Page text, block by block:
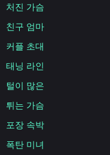
처진 가슴
친구 엄마
커플 초대
태닝 라인
털이 많은
튀는 가슴
포장 속박
폭탄 미녀